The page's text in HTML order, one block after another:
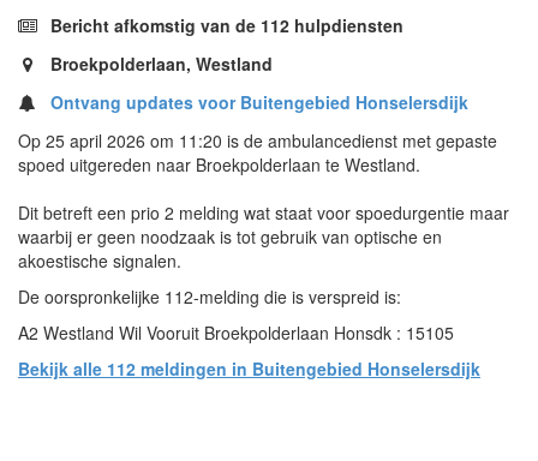
Bericht afkomstig van de 112 hulpdiensten
Broekpolderlaan, Westland
Ontvang updates voor Buitengebied Honselersdijk
Op 25 april 2026 om 11:20 is de ambulancedienst met gepaste
spoed uitgereden naar Broekpolderlaan te Westland.
Dit betreft een prio 2 melding wat staat voor spoedurgentie maar
waarbij er geen noodzaak is tot gebruik van optische en
akoestische signalen.
De oorspronkelijke 112-melding die is verspreid is:
A2 Westland Wil Vooruit Broekpolderlaan Honsdk : 15105
Bekijk alle 112 meldingen in Buitengebied Honselersdijk